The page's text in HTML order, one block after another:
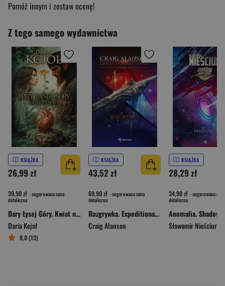
Pomóż innym i zostaw ocenę!
Z tego samego wydawnictwa
KSIĄŻKA
26,99 zł
39,90 zł - sugerowana cena
detaliczna
Dary Łysej Góry. Kwiat na Sercu
Daria Kejoł
8,0 (13)
KSIĄŻKA
43,52 zł
69,90 zł - sugerowana cena
detaliczna
Rozgrywka. Expeditionary Force. Tom 14
Craig Alanson
KSIĄŻKA
28,29 zł
34,90 zł - sugerowana cena
detaliczna
Sławomir Nieściur